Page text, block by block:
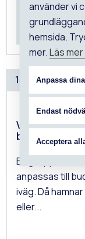
15 JUNI, 2026
Value
billigare.
Begreppet
anpassas till
iväg. Då
eller...
använder vi
hemsida.
mer.Läs mer
Anpassa
Endast
Acceptera